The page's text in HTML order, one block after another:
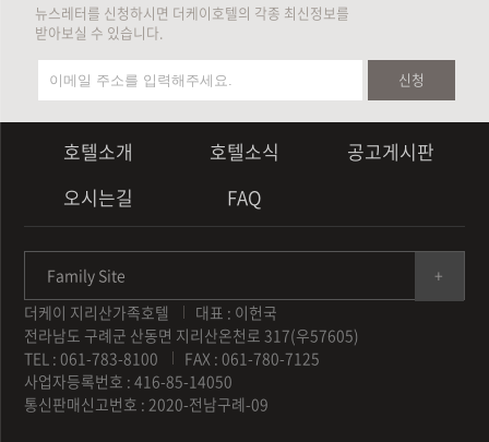
뉴스레터를 신청하시면 더케이호텔의 각종 최신정보를
받아보실 수 있습니다.
신청
호텔소개 호텔소식
공고게시판
오시는길
FAQ
Family Site
더케이 지리산가족호텔
대표 : 이헌국
전라남도 구례군 산동면 지리산온천로 317(우57605)
TEL : 061-783-8100
FAX : 061-780-7125
사업자등록번호 : 416-85-14050
통신판매신고번호 : 2020-전남구례-09